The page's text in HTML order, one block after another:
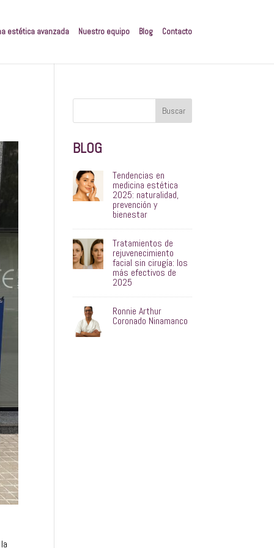
estética avanzada Nuestro equipo Blog Contacto
Buscar
BLOG
Tendencias en
medicina estética
2025: naturalidad,
prevención y
bienestar
Tratamientos de
rejuvenecimiento
facial sin cirugía: los
más efectivos de
2025
Ronnie Arthur
Coronado Ninamanco